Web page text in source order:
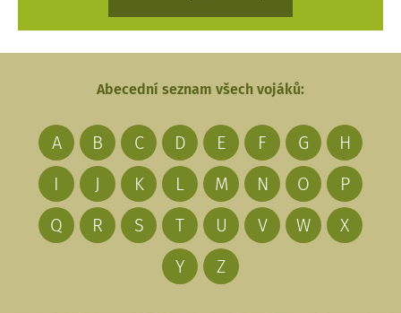
Abecední seznam všech vojáků:
A B C D E F G
H
I
J K L M N O
P
Q
R S T U V W
X
Y
Z